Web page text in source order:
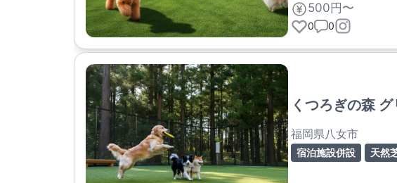
500円〜
0 0
くつろぎの森
福岡県八女市
宿泊施設併設 天然